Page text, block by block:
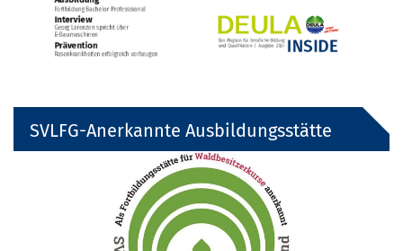
SVLFG-Anerkannte Ausbildungsstätte